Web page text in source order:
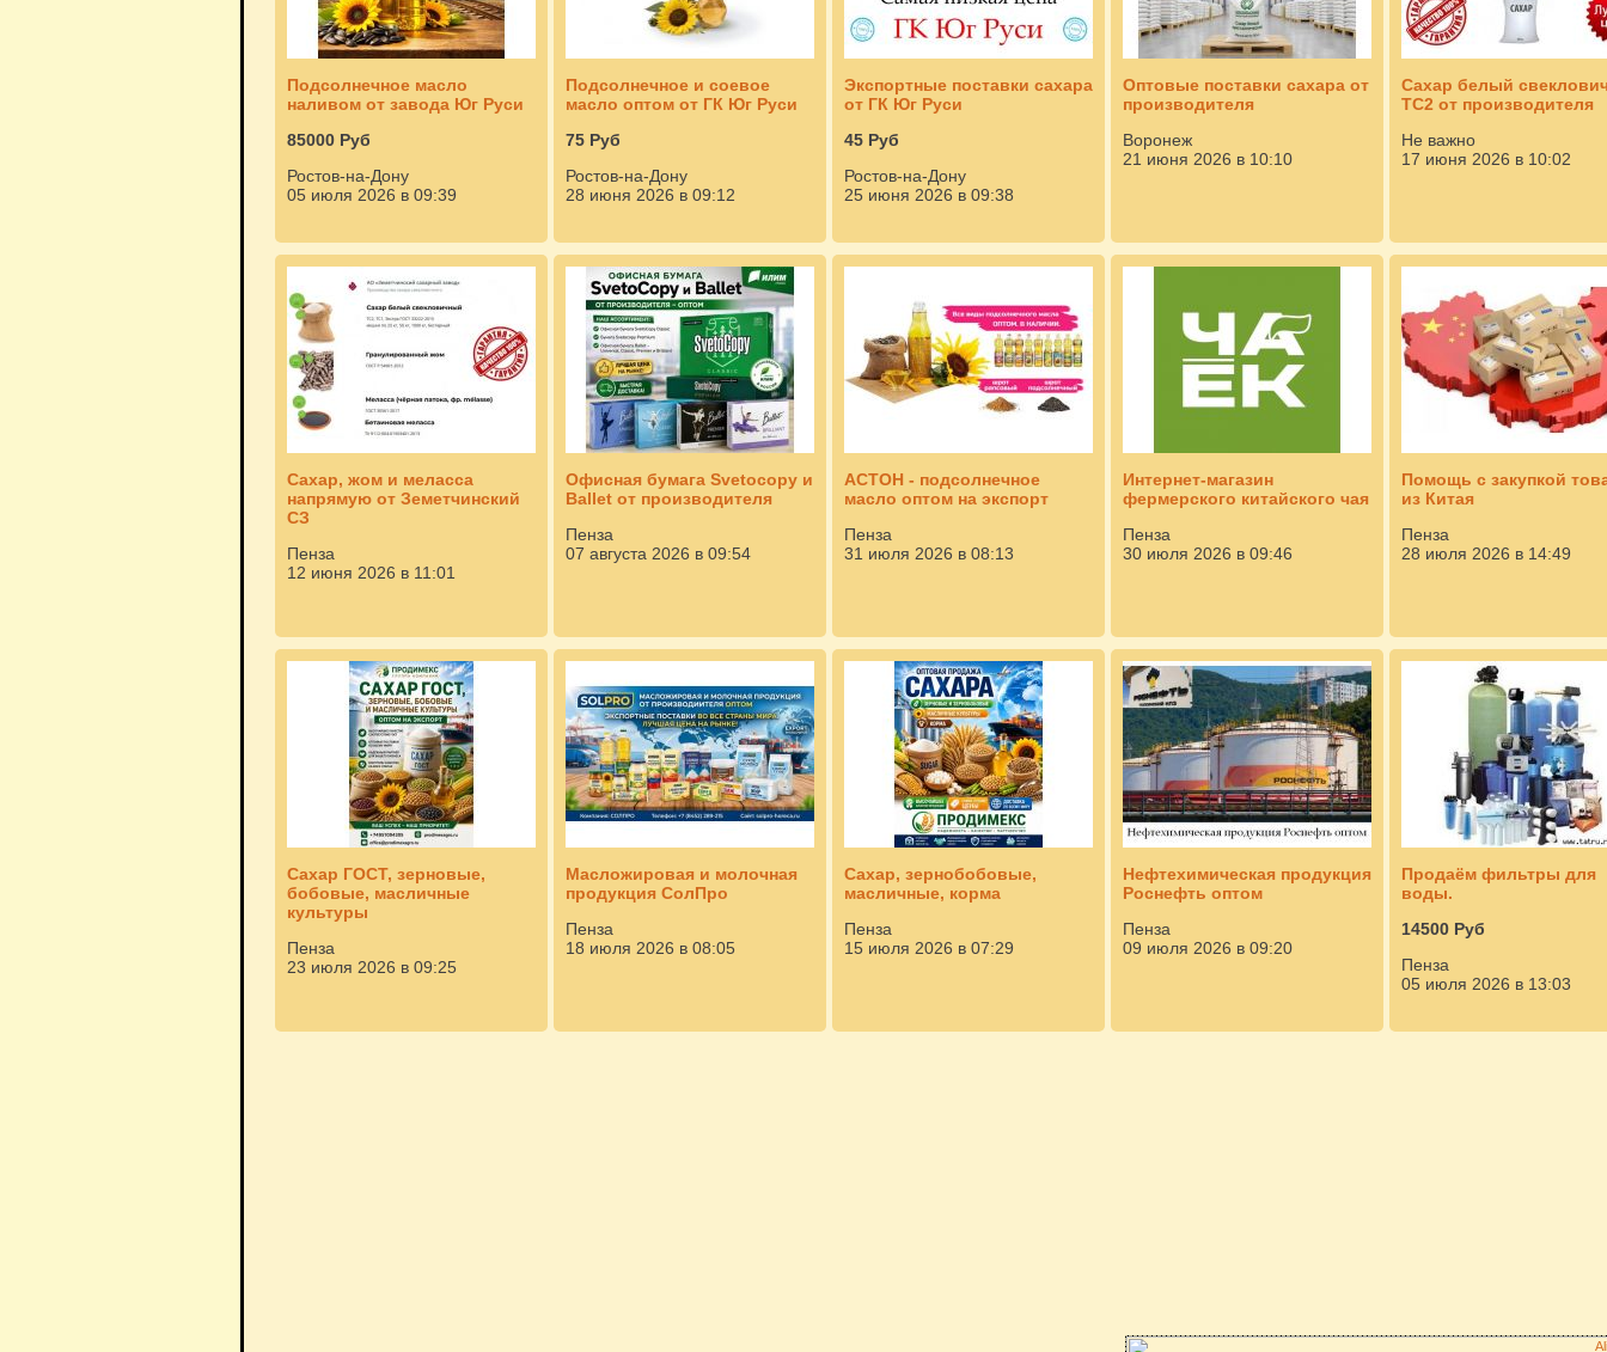
Подсолнечное масло
наливом от завода Юг Руси
85000 Руб
Ростов-на-Дону
05 июля 2026 в 09:39
Подсолнечное и соевое
масло оптом от ГК Юг Руси
75 Руб
Ростов-на-Дону
28 июня 2026 в 09:12
Экспортные поставки сахара
от ГК Юг Руси
45 Руб
Ростов-на-Дону
25 июня 2026 в 09:38
Оптовые поставки сахара от
производителя
Воронеж
21 июня 2026 в 10:10
Сахар белый
ТС2 от производителя
Не важно
17 июня 2026 в 10:02
Сахар, жом и меласса
напрямую от Земетчинский
СЗ
Пенза
12 июня 2026 в 11:01
Офисная бумага Svetocopy и
Ballet от производителя
Пенза
07 августа 2026 в 09:54
АСТОН - подсолнечное
масло оптом на экспорт
Пенза
31 июля 2026 в 08:13
Интернет-магазин
фермерского китайского чая
Пенза
30 июля 2026 в 09:46
Помощь с закупкой
из Китая
Пенза
28 июля 2026 в 14:49
Сахар ГОСТ, зерновые,
бобовые, масличные
культуры
Пенза
23 июля 2026 в 09:25
Масложировая и молочная
продукция СолПро
Пенза
18 июля 2026 в 08:05
Сахар, зернобобовые,
масличные, корма
Пенза
15 июля 2026 в 07:29
Нефтехимическая продукция
Роснефть оптом
Пенза
09 июля 2026 в 09:20
Продаём фильтры для
воды.
14500 Руб
Пенза
05 июля 2026 в 13:03